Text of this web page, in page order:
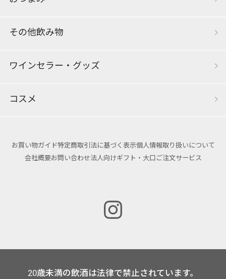
その他飲み物
ワインセラー・グッズ
コスメ
お買い物ガイド特定商取引法に基づく表示個人情報取り扱いについて
会社概要お問い合わせ法人向けギフト・大口ご注文サービス
20歳未満の飲酒は法律で禁止されています。